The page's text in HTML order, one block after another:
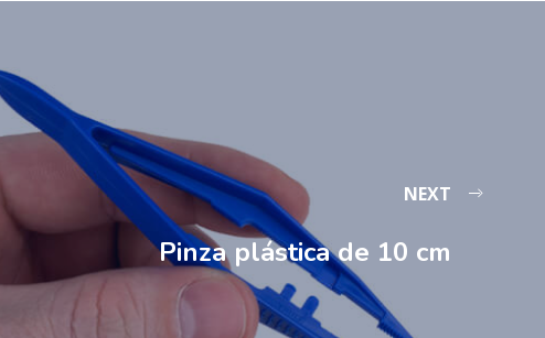
NEXT
Pinza plástica de 10 cm